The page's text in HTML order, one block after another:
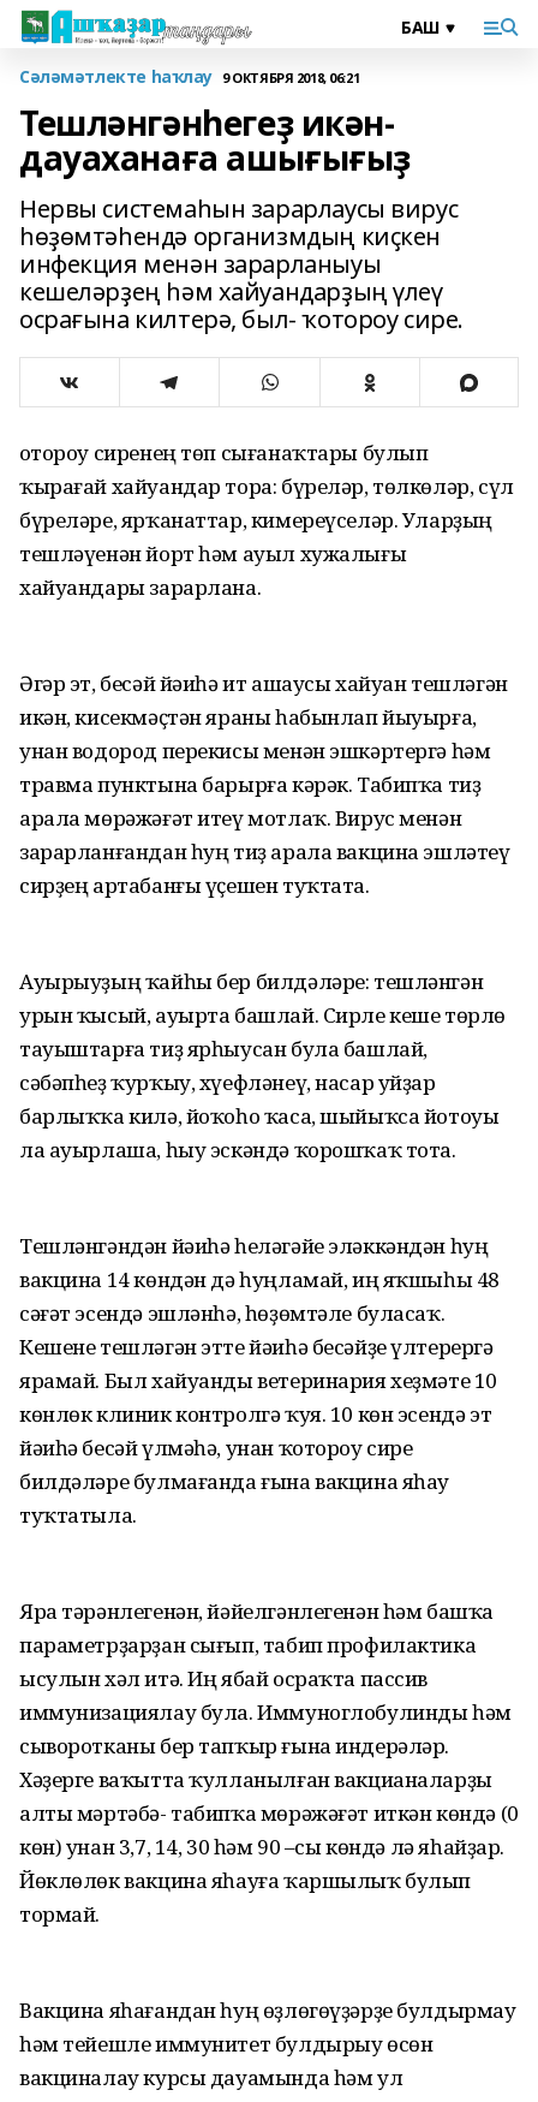
Сәләмәтлекте һаҡлау 9 ОКТЯБРЯ 2018, 06:21
Тешләнгәнһегеҙ икән-
дауаханаға ашығығыҙ
Нервы системаһын зарарлаусы вирус
һөҙөмтәһендә организмдың киҫкен
инфекция менән зарарланыуы
кешеләрҙең һәм хайуандарҙың үлеү
осрағына килтерә, был- ҡотороу сире.
Ҡотороу сиренең төп сығанаҡтары булып
ҡырағай хайуандар тора: бүреләр, төлкөләр, сүл
бүреләре, ярҡанаттар, кимереүселәр. Уларҙың
тешләүенән йорт һәм ауыл хужалығы
хайуандары зарарлана.
Әгәр эт, бесәй йәиһә ит ашаусы хайуан тешләгән
икән, кисекмәҫтән яраны һабынлап йыуырға,
унан водород перекисы менән эшкәртергә һәм
травма пунктына барырға кәрәк. Табипҡа тиҙ
арала мөрәжәғәт итеү мотлаҡ. Вирус менән
зарарланғандан һуң тиҙ арала вакцина эшләтеү
сирҙең артабанғы үҫешен туҡтата.
Ауырыуҙың ҡайһы бер билдәләре: тешләнгән
урын ҡысый, ауырта башлай. Сирле кеше төрлө
тауыштарға тиҙ ярһыусан була башлай,
сәбәпһеҙ ҡурҡыу, хүефләнеү, насар уйҙар
барлыҡҡа килә, йоҡоһо ҡаса, шыйыҡса йотоуы
ла ауырлаша, һыу эскәндә ҡорошҡаҡ тота.
Тешләнгәндән йәиһә һеләгәйе эләккәндән һуң
вакцина 14 көндән дә һуңламай, иң яҡшыһы 48
сәғәт эсендә эшләнһә, һөҙөмтәле буласаҡ.
Кешене тешләгән этте йәиһә бесәйҙе үлтерергә
ярамай. Был хайуанды ветеринария хеҙмәте 10
көнлөк клиник контролгә ҡуя. 10 көн эсендә эт
йәиһә бесәй үлмәһә, унан ҡотороу сире
билдәләре булмағанда ғына вакцина яһау
туҡтатыла.
Яра тәрәнлегенән, йәйелгәнлегенән һәм башҡа
параметрҙарҙан сығып, табип профилактика
ысулын хәл итә. Иң ябай осраҡта пассив
иммунизациялау була. Иммуноглобулинды һәм
сыворотканы бер тапҡыр ғына индерәләр.
Хәҙерге ваҡытта ҡулланылған вакцианаларҙы
алты мәртәбә- табипҡа мөрәжәғәт иткән көндә (0
көн) унан 3,7, 14, 30 һәм 90 –сы көндә лә яһайҙар.
Йөклөлөк вакцина яһауға ҡаршылыҡ булып
тормай.
Вакцина яһағандан һуң өҙлөгөүҙәрҙе булдырмау
һәм тейешле иммунитет булдырыу өсөн
вакциналау курсы дауамында һәм ул